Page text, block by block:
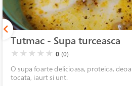
Tutmac - Supa turceasca
( )
★ ( )
★ ( )
★ ( )
★ ( )
★ 0 (0)
O supa foarte delicioasa, proteica,
tocata, iaurt si unt.